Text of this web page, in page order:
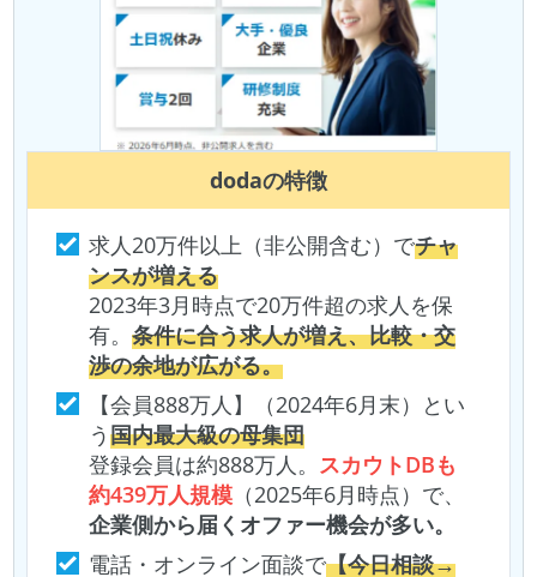
dodaの特徴
求人20万件以上（非公開含む）でチャ
ンスが増える
2023年3月時点で20万件超の求人を保
有。条件に合う求人が増え、比較・交
渉の余地が広がる。
【会員888万人】（2024年6月末）とい
う国内最大級の母集団
登録会員は約888万人。 スカウトDBも
約439万人規模 （2025年6月時点）で、
企業側から届くオファー機会が多い。
電話・オンライン面談で【今日相談→